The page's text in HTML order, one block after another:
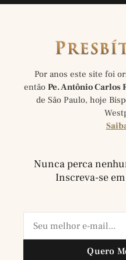
Por anos este site foi
então Pe. Antônio Carlos
de São Paulo, hoje
Nunca perca
Inscreva-se
Quero